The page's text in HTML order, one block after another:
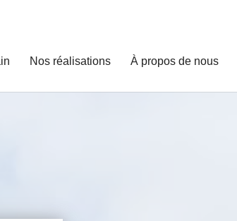
Nos réalisations À propos de nous